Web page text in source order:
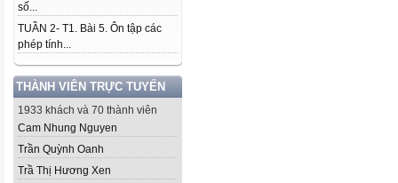
số...
TUẦN 2- T1. Bài 5. Ôn tập các
phép tính...
THÀNH VIÊN TRỰC TUYẾN
1933 khách và 70 thành viên
Cam Nhung Nguyen
Trần Quỳnh Oanh
Trầ Thị Hương Xen